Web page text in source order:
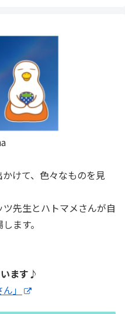
けて、色々なものを見
先生とハトマメさんが自
ます。
ます♪
」